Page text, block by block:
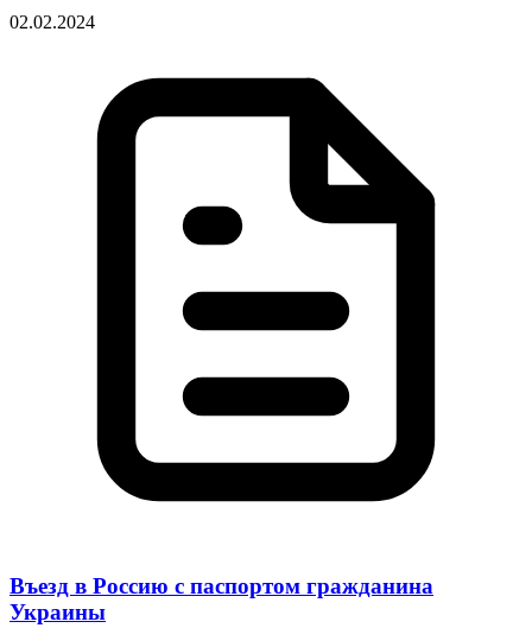
02.02.2024
Въезд в Россию с паспортом гражданина
Украины